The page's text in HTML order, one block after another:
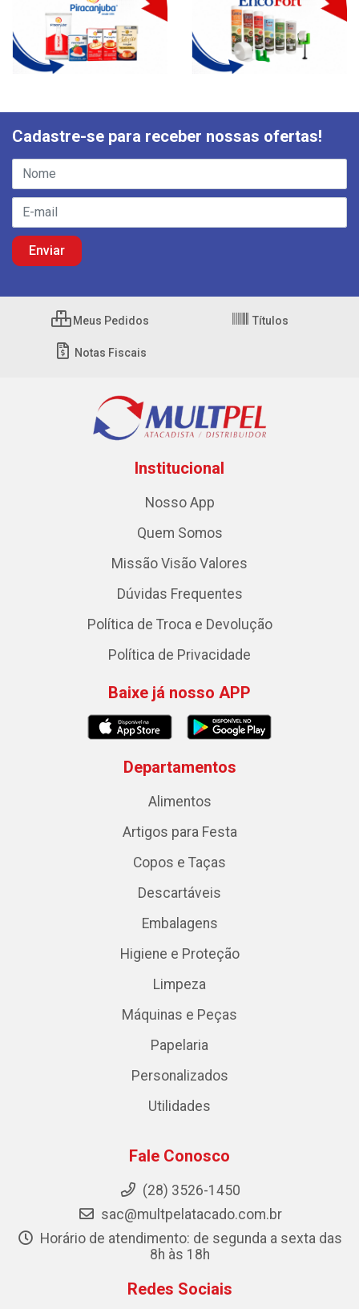
Cadastre-se para receber nossas ofertas!
Meus Pedidos Títulos
Notas Fiscais
Institucional
Nosso App
Quem Somos
Missão Visão Valores
Dúvidas Frequentes
Política de Troca e Devolução
Política de Privacidade
Baixe já nosso APP
Departamentos
Alimentos
Artigos para Festa
Copos e Taças
Descartáveis
Embalagens
Higiene e Proteção
Limpeza
Máquinas e Peças
Papelaria
Personalizados
Utilidades
Fale Conosco
(28) 3526-1450
sac@multpelatacado.com.br
Horário de atendimento: de segunda a sexta das
8h às 18h
Redes Sociais